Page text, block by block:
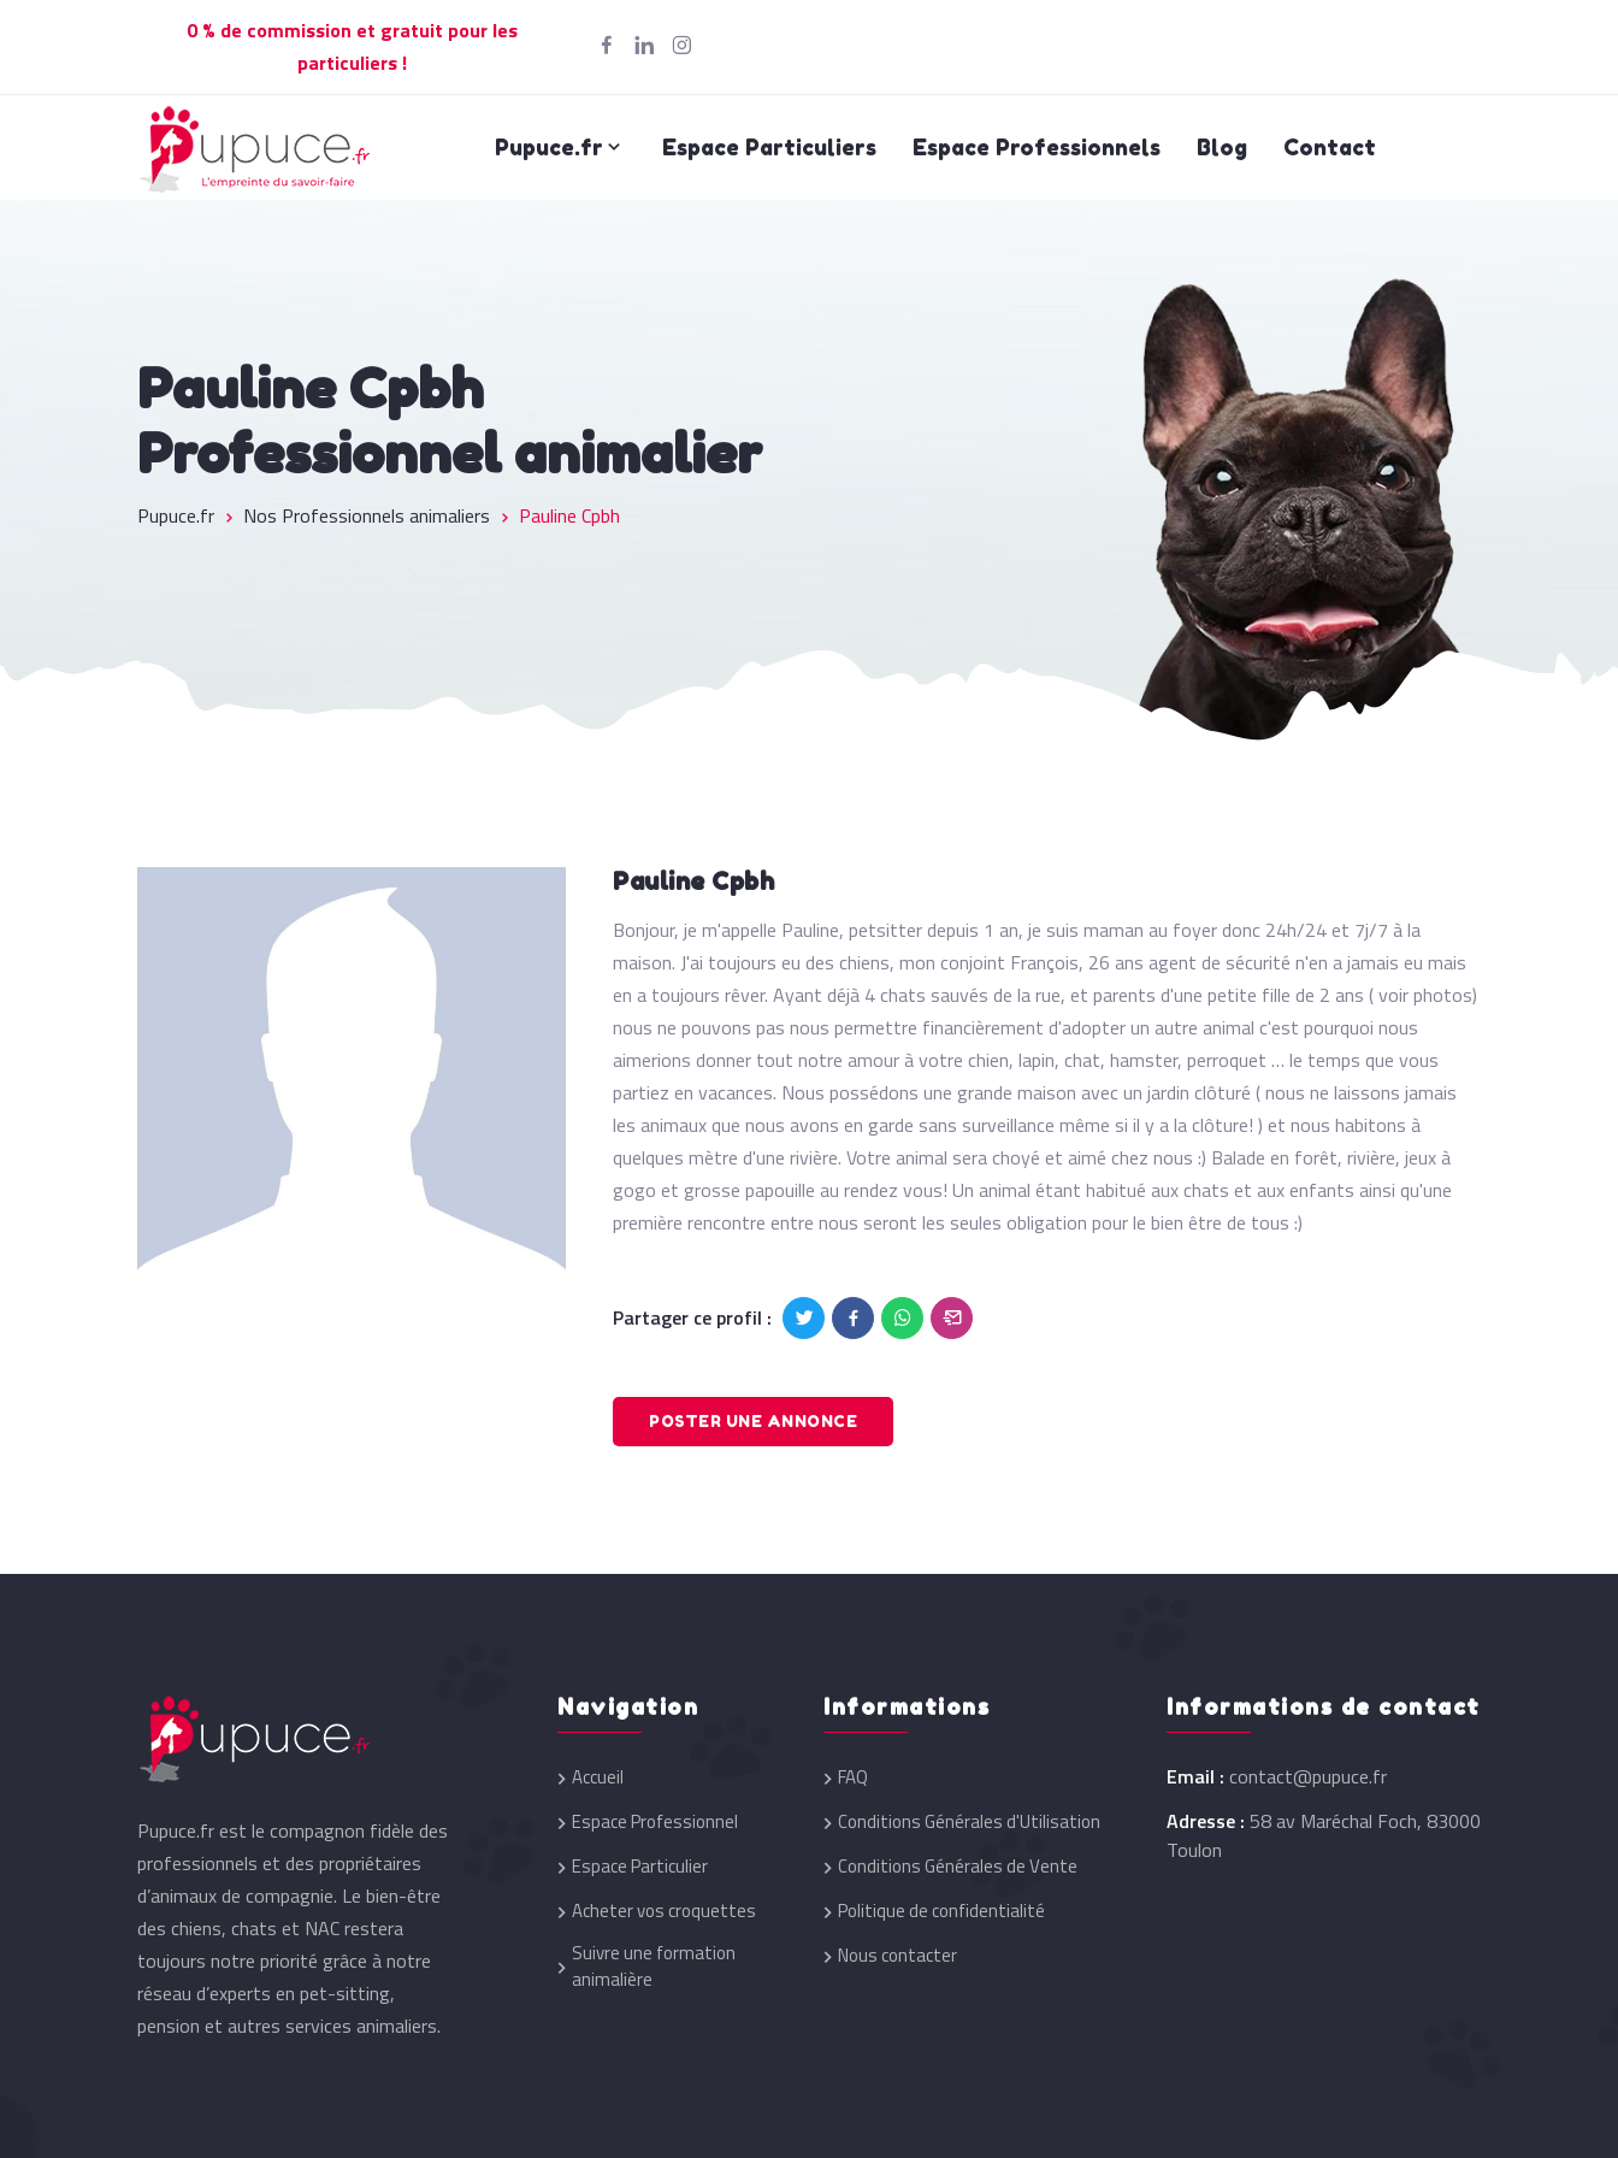
0 % de commission et gratuit pour les
particuliers !
Pupuce.fr Espace Particuliers Espace Professionnels Blog Contact
Pauline Cpbh
Professionnel animalier
Pupuce.fr Nos Professionnels animaliers Pauline Cpbh
Pauline Cpbh
Bonjour, je m'appelle Pauline, petsitter depuis 1 an, je suis maman au foyer donc 24h/24 et 7j/7 à la
maison. J'ai toujours eu des chiens, mon conjoint François, 26 ans agent de sécurité n'en a jamais eu mais
en a toujours rêver. Ayant déjà 4 chats sauvés de la rue, et parents d'une petite fille de 2 ans ( voir photos)
nous ne pouvons pas nous permettre financièrement d'adopter un autre animal c'est pourquoi nous
aimerions donner tout notre amour à votre chien, lapin, chat, hamster, perroquet … le temps que vous
partiez en vacances. Nous possédons une grande maison avec un jardin clôturé ( nous ne laissons jamais
les animaux que nous avons en garde sans surveillance même si il y a la clôture! ) et nous habitons à
quelques mètre d'une rivière. Votre animal sera choyé et aimé chez nous :) Balade en forêt, rivière, jeux à
gogo et grosse papouille au rendez vous! Un animal étant habitué aux chats et aux enfants ainsi qu'une
première rencontre entre nous seront les seules obligation pour le bien être de tous :)
Partager ce profil :
POSTER UNE ANNONCE
Pupuce.fr est le compagnon fidèle des
professionnels et des propriétaires
d’animaux de compagnie. Le bien-être
des chiens, chats et NAC restera
toujours notre priorité grâce à notre
réseau d’experts en pet-sitting,
pension et autres services animaliers.
Navigation
Accueil
Espace Professionnel
Espace Particulier
Acheter vos croquettes
Suivre une formation
animalière
Informations
FAQ
Conditions Générales d'Utilisation
Conditions Générales de Vente
Politique de confidentialité
Nous contacter
Informations de contact
Email : contact@pupuce.fr
Adresse : 58 av Maréchal Foch, 83000
Toulon